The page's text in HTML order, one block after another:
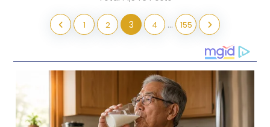
1 2 3 4 ... 155